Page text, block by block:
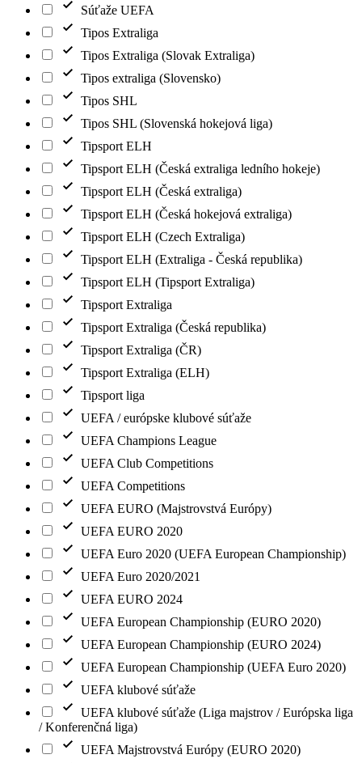
Súťaže UEFA
Tipos Extraliga
Tipos Extraliga (Slovak Extraliga)
Tipos extraliga (Slovensko)
Tipos SHL
Tipos SHL (Slovenská hokejová liga)
Tipsport ELH
Tipsport ELH (Česká extraliga ledního hokeje)
Tipsport ELH (Česká extraliga)
Tipsport ELH (Česká hokejová extraliga)
Tipsport ELH (Czech Extraliga)
Tipsport ELH (Extraliga - Česká republika)
Tipsport ELH (Tipsport Extraliga)
Tipsport Extraliga
Tipsport Extraliga (Česká republika)
Tipsport Extraliga (ČR)
Tipsport Extraliga (ELH)
Tipsport liga
UEFA / európske klubové súťaže
UEFA Champions League
UEFA Club Competitions
UEFA Competitions
UEFA EURO (Majstrovstvá Európy)
UEFA EURO 2020
UEFA Euro 2020 (UEFA European Championship)
UEFA Euro 2020/2021
UEFA EURO 2024
UEFA European Championship (EURO 2020)
UEFA European Championship (EURO 2024)
UEFA European Championship (UEFA Euro 2020)
UEFA klubové súťaže
UEFA klubové súťaže (Liga majstrov / Európska liga
/ Konferenčná liga)
UEFA Majstrovstvá Európy (EURO 2020)